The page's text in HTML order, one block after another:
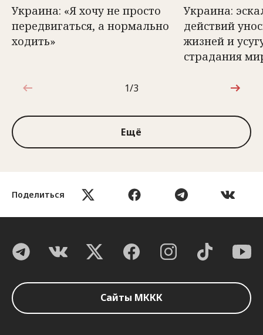
Поделиться
Украина: «Я хочу не просто
передвигаться, а нормально
ходить»
Украина:
действий
жизней и
страдания
1 из 3
1/3
Ещё
Сайты МККК